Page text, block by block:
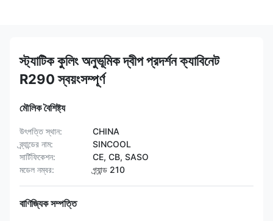
স্ট্যাটিক কুলিং অনুভূমিক দ্বীপ প্রদর্শন ক্যাবিনেট
R290 স্বয়ংসম্পূর্ণ
মৌলিক বৈশিষ্ট্য
উৎপত্তি স্থান:
CHINA
ব্র্যান্ডের নাম:
SINCOOL
সার্টিফিকেশন:
CE, CB, SASO
মডেল নম্বর:
গ্র্যান্ড 210
বাণিজ্যিক সম্পত্তি